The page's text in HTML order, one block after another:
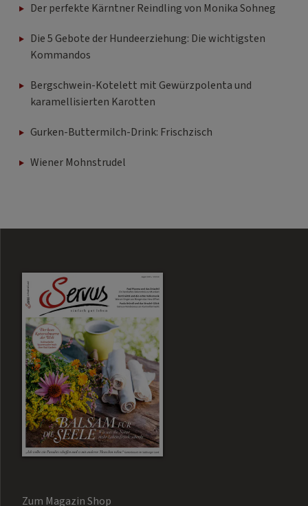
Der perfekte Kärntner Reindling von Monika Sohneg
Die 5 Gebote der Hundeerziehung: Die wichtigsten
Kommandos
Bergschwein-Kotelett mit Gewürzpolenta und
karamellisierten Karotten
Gurken-Buttermilch-Drink: Frischzisch
Wiener Mohnstrudel
Zum Magazin Shop